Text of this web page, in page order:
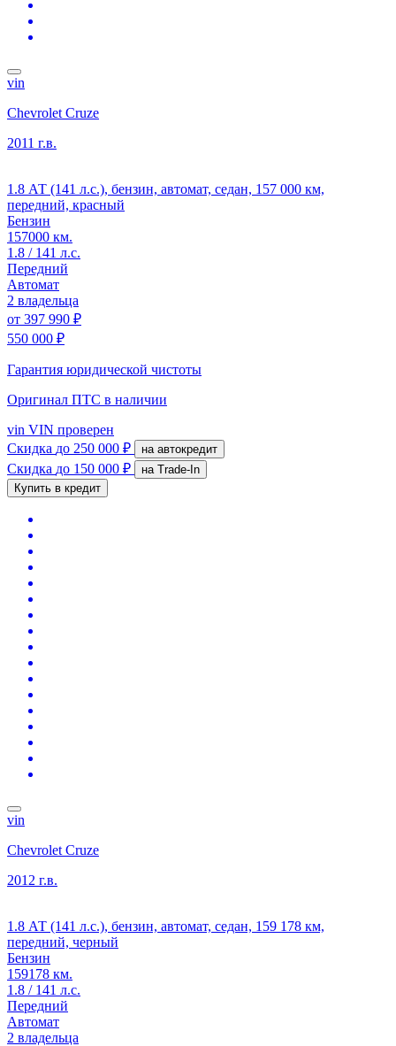
vin
Chevrolet Cruze
2011 г.в.
1.8 АТ (141 л.с.), бензин, автомат, седан, 157 000 км,
передний, красный
Бензин
157000 км.
1.8 / 141 л.с.
Передний
Автомат
2 владельца
от 397 990 ₽
550 000 ₽
Гарантия юридической чистоты
Оригинал ПТС в наличии
vin VIN проверен
Скидка до 250 000 ₽ на автокредит
Скидка до 150 000 ₽
на Trade-In
Купить в кредит
vin
Chevrolet Cruze
2012 г.в.
1.8 АТ (141 л.с.), бензин, автомат, седан, 159 178 км,
передний, черный
Бензин
159178 км.
1.8 / 141 л.с.
Передний
Автомат
2 владельца